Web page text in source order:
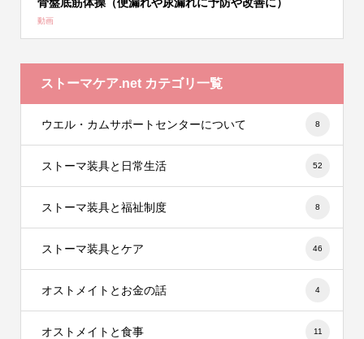
動画
ストーマケア.net カテゴリ一覧
ウエル・カムサポートセンターについて 8
ストーマ装具と日常生活 52
ストーマ装具と福祉制度 8
ストーマ装具とケア 46
オストメイトとお金の話 4
オストメイトと食事 11